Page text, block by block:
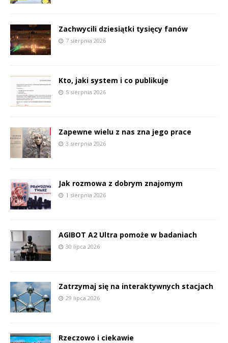
Zachwycili dziesiątki tysięcy fanów
7 sierpnia 2026
Kto, jaki system i co publikuje
5 sierpnia 2026
Zapewne wielu z nas zna jego prace
3 sierpnia 2026
Jak rozmowa z dobrym znajomym
1 sierpnia 2026
AGIBOT A2 Ultra pomoże w badaniach
30 lipca 2026
Zatrzymaj się na interaktywnych stacjach
29 lipca 2026
Rzeczowo i ciekawie